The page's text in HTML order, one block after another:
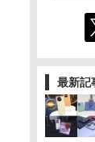
最新記